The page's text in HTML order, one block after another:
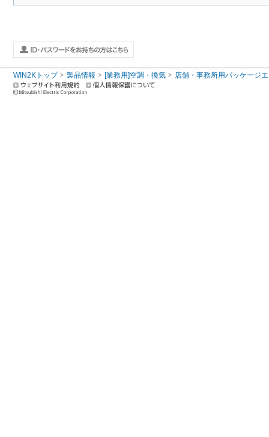
WIN2Kトップ 製品情報 [業務用]空調・換気 店舗・事務所用パッケージ